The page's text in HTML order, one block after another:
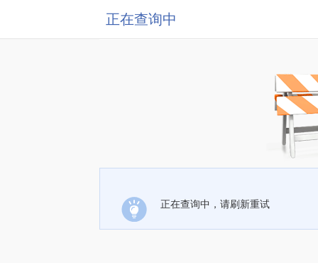
正在查询中
正在查询中，请刷新重试